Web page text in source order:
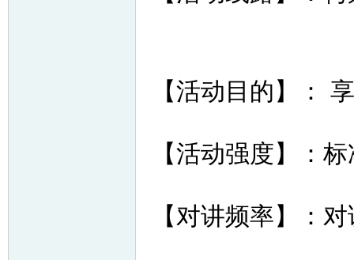
【活动目的】：
【活动强度】：
【对讲频率】：